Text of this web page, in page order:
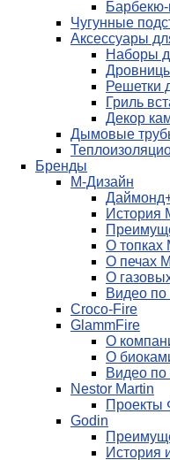
Чугунные
Аксессуары
Наборы
Решетки
Гриль
Декор
Дымовые
Бренды
М-Дизайн
История
О топках
О печах
О
Видео
Croco-Fire
GlammFire
О
О
Видео по
Nestor Martin
Проекты
Godin
История